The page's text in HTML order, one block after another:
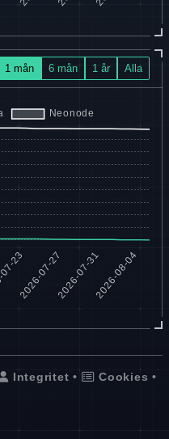
1 mån 6 mån 1 år Alla
Integritet • Cookies •